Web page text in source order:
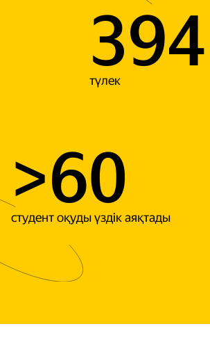
394
түлек
>60
студент оқуды үздік аяқтады